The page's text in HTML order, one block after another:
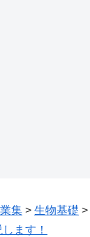
集 > 生物基礎 >
ます！